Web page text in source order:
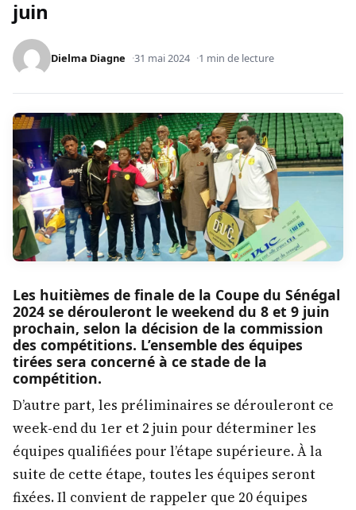
juin
Dielma Diagne 31 mai 2024 1 min de lecture
Les huitièmes de finale de la Coupe du Sénégal
2024 se dérouleront le weekend du 8 et 9 juin
prochain, selon la décision de la commission
des compétitions. L’ensemble des équipes
tirées sera concerné à ce stade de la
compétition.
D’autre part, les préliminaires se dérouleront ce
week-end du 1er et 2 juin pour déterminer les
équipes qualifiées pour l’étape supérieure. À la
suite de cette étape, toutes les équipes seront
fixées. Il convient de rappeler que 20 équipes